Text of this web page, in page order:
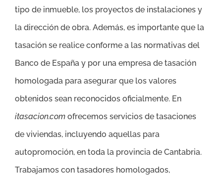
tipo de inmueble, los proyectos de instalaciones y
la dirección de obra. Además, es importante que la
tasación se realice conforme a las normativas del
Banco de España y por una empresa de tasación
homologada para asegurar que los valores
obtenidos sean reconocidos oficialmente. En
itasacion.com ofrecemos servicios de tasaciones
de viviendas, incluyendo aquellas para
autopromoción, en toda la provincia de Cantabria.
Trabajamos con tasadores homologados,